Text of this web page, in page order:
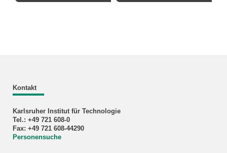
Kontakt
Karlsruher Institut für Technologie
Tel.: +49 721 608-0
Fax: +49 721 608-44290
Personensuche